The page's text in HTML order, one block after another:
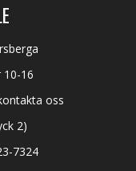
10-16
oss
2)
7324